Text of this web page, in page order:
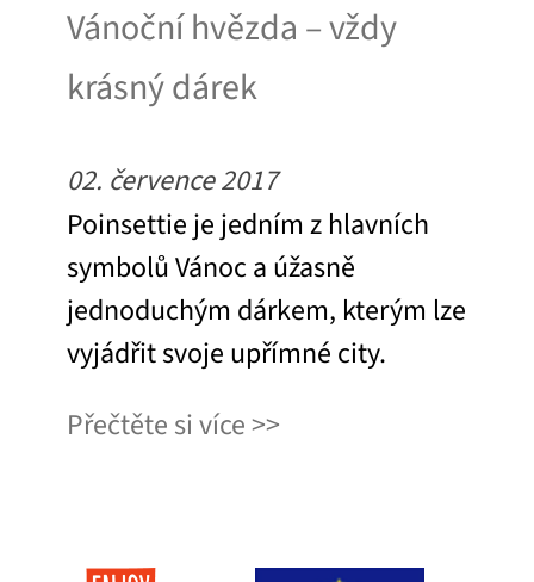
Vánoční hvězda – vždy
krásný dárek
02. července 2017
Poinsettie je jedním z hlavních
symbolů Vánoc a úžasně
jednoduchým dárkem, kterým lze
vyjádřit svoje upřímné city.
Přečtěte si více